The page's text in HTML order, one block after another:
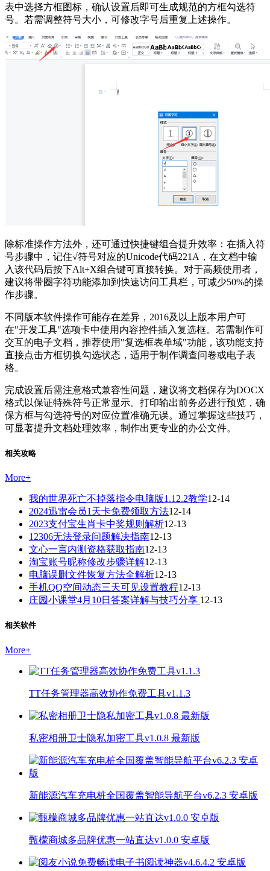
表中选择方框图标，确认设置后即可生成规范的方框勾选符
号。若需调整符号大小，可修改字号后重复上述操作。
除标准操作方法外，还可通过快捷键组合提升效率：在插入符
号步骤中，记住√符号对应的Unicode代码221A，在文档中输
入该代码后按下Alt+X组合键可直接转换。对于高频使用者，
建议将带圈字符功能添加到快速访问工具栏，可减少50%的操
作步骤。
不同版本软件操作可能存在差异，2016及以上版本用户可
在"开发工具"选项卡中使用内容控件插入复选框。若需制作可
交互的电子文档，推荐使用"复选框表单域"功能，该功能支持
直接点击方框切换勾选状态，适用于制作调查问卷或电子表
格。
完成设置后需注意格式兼容性问题，建议将文档保存为DOCX
格式以保证特殊符号正常显示。打印输出前务必进行预览，确
保方框与勾选符号的对应位置准确无误。通过掌握这些技巧，
可显著提升文档处理效率，制作出更专业的办公文件。
相关攻略
More+
我的世界死亡不掉落指令电脑版1.12.2教学12-14
2024迅雷会员1天卡免费领取方法12-14
2023支付宝生肖卡中奖规则解析12-13
12306无法登录问题解决指南12-13
文心一言内测资格获取指南12-13
淘宝账号昵称修改步骤详解12-13
电脑误删文件恢复方法全解析12-13
手机QQ空间动态三天可见设置教程12-13
庄园小课堂4月10日答案详解与技巧分享 12-13
相关软件
More+
TT任务管理器高效协作免费工具v1.1.3
私密相册卫士隐私加密工具v1.0.8 最新版
新能源汽车充电桩全国覆盖智能导航平台v6.2.3 安卓版
甄檬商城多品牌优惠一站直达v1.0.0 安卓版